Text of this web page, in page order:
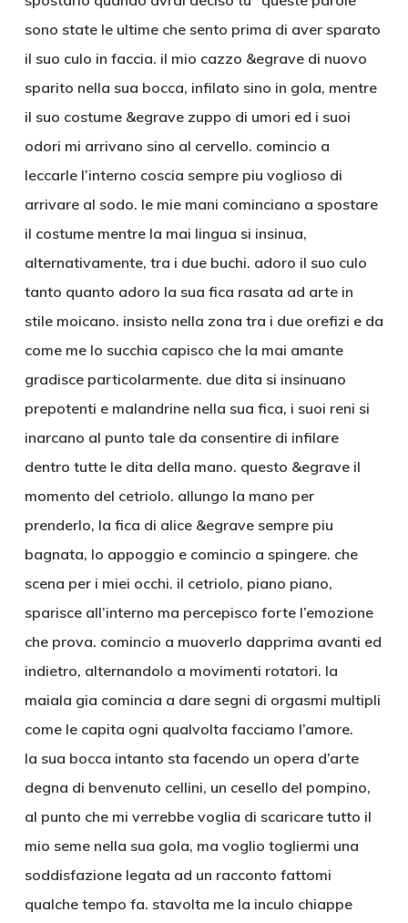
sono state le ultime che sento prima di aver sparato
il suo culo in faccia. il mio cazzo &egrave di nuovo
sparito nella sua bocca, infilato sino in gola, mentre
il suo costume &egrave zuppo di umori ed i suoi
odori mi arrivano sino al cervello. comincio a
leccarle l’interno coscia sempre piu voglioso di
arrivare al sodo. le mie mani cominciano a spostare
il costume mentre la mai lingua si insinua,
alternativamente, tra i due buchi. adoro il suo culo
tanto quanto adoro la sua fica rasata ad arte in
stile moicano. insisto nella zona tra i due orefizi e da
come me lo succhia capisco che la mai amante
gradisce particolarmente. due dita si insinuano
prepotenti e malandrine nella sua fica, i suoi reni si
inarcano al punto tale da consentire di infilare
dentro tutte le dita della mano. questo &egrave il
momento del cetriolo. allungo la mano per
prenderlo, la fica di alice &egrave sempre piu
bagnata, lo appoggio e comincio a spingere. che
scena per i miei occhi. il cetriolo, piano piano,
sparisce all’interno ma percepisco forte l’emozione
che prova. comincio a muoverlo dapprima avanti ed
indietro, alternandolo a movimenti rotatori. la
maiala gia comincia a dare segni di orgasmi multipli
come le capita ogni qualvolta facciamo l’amore.
la sua bocca intanto sta facendo un opera d’arte
degna di benvenuto cellini, un cesello del pompino,
al punto che mi verrebbe voglia di scaricare tutto il
mio seme nella sua gola, ma voglio togliermi una
soddisfazione legata ad un racconto fattomi
qualche tempo fa. stavolta me la inculo chiappe